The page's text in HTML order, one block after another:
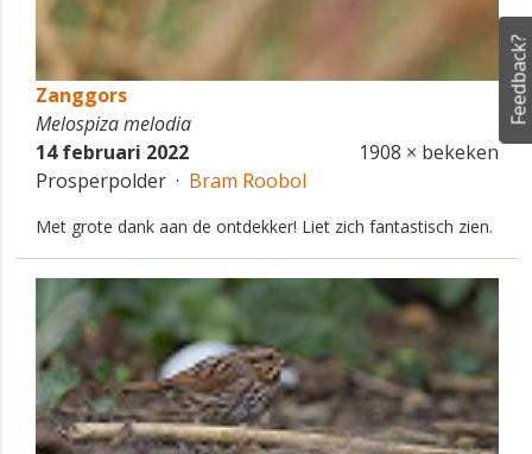
Zanggors
Melospiza melodia
14 februari 2022
1908 × bekeken
Prosperpolder · Bram Roobol
Met grote dank aan de ontdekker! Liet zich fantastisch zien.
Feedback?